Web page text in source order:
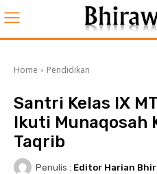
Home Pendidikan
Santri Kelas IX
Ikuti Munaqosah
Taqrib
Penulis : Editor Harian